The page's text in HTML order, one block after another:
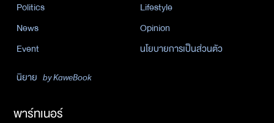
Politics
Lifestyle
News
Opinion
Event
นโยบายการเป็นส่วนตัว
นิยาย by KaweBook
พาร์ทเนอร์